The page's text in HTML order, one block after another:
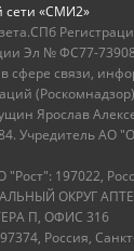
сети «СМИ2»
Эл № ФС77-
сфере связи,
Ярослав
Учредитель АО
197022,
ОКРУГ
П, ОФИС 316
Россия,